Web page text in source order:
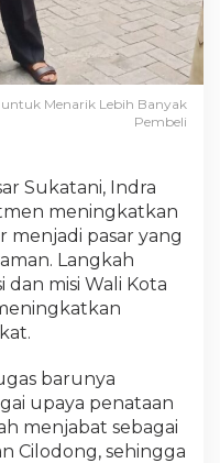
Menarik Lebih Banyak
Pembeli
Sukatani, Indra
meningkatkan
menjadi pasar yang
Langkah
misi Wali Kota
barunya
upaya penataan
menjabat sebagai
Cilodong, sehingga